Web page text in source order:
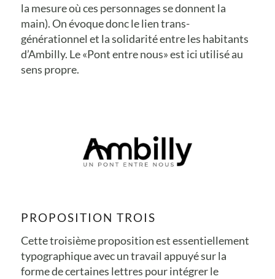
la mesure où ces personnages se donnent la
main). On évoque donc le lien trans-
générationnel et la solidarité entre les habitants
d’Ambilly. Le «Pont entre nous» est ici utilisé au
sens propre.
PROPOSITION TROIS
Cette troisième proposition est essentiellement
typographique avec un travail appuyé sur la
forme de certaines lettres pour intégrer le